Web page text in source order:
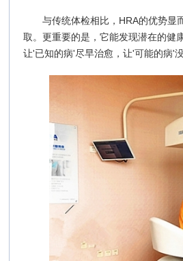
与传统体检相比，HRA的优势显
取。更重要的是，它能发现潜在的健
让'已知的病'尽早治愈，让'可能的病'